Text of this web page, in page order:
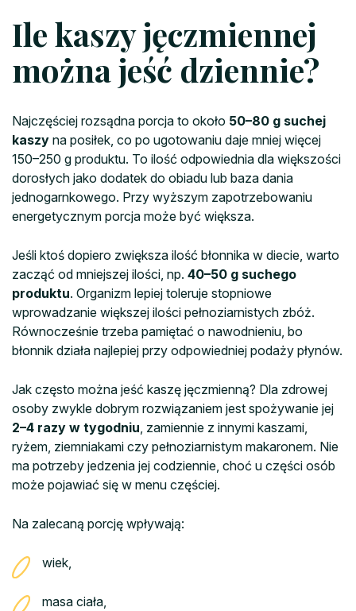
Ile kaszy jęczmiennej
można jeść dziennie?
Najczęściej rozsądna porcja to około 50–80 g suchej
kaszy na posiłek, co po ugotowaniu daje mniej więcej
150–250 g produktu. To ilość odpowiednia dla większości
dorosłych jako dodatek do obiadu lub baza dania
jednogarnkowego. Przy wyższym zapotrzebowaniu
energetycznym porcja może być większa.
Jeśli ktoś dopiero zwiększa ilość błonnika w diecie, warto
zacząć od mniejszej ilości, np. 40–50 g suchego
produktu. Organizm lepiej toleruje stopniowe
wprowadzanie większej ilości pełnoziarnistych zbóż.
Równocześnie trzeba pamiętać o nawodnieniu, bo
błonnik działa najlepiej przy odpowiedniej podaży płynów.
Jak często można jeść kaszę jęczmienną? Dla zdrowej
osoby zwykle dobrym rozwiązaniem jest spożywanie jej
2–4 razy w tygodniu, zamiennie z innymi kaszami,
ryżem, ziemniakami czy pełnoziarnistym makaronem. Nie
ma potrzeby jedzenia jej codziennie, choć u części osób
może pojawiać się w menu częściej.
Na zalecaną porcję wpływają:
wiek,
masa ciała,